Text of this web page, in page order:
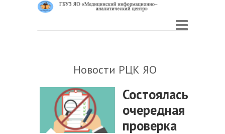
Новости РЦК ЯО
Состоялась
очередная
проверка